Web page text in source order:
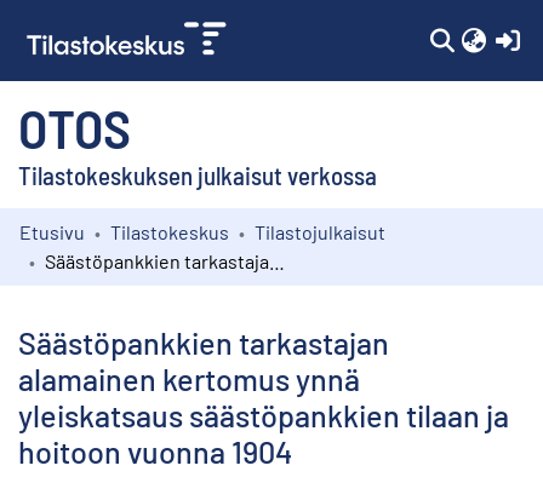
OTOS
Tilastokeskuksen julkaisut verkossa
Kokoelmat
Etusivu Tilastokeskus
Tilastojulkaisut
Säästöpankkien tarkastajan
alamainen kertomus ynnä
yleiskatsaus säästöpankkien tilaan ja
hoitoon vuonna 1904